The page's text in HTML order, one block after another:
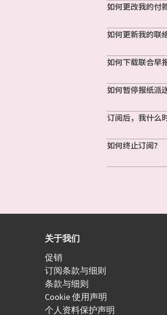
如何更改我的付
如何更新我的联
如何下载联合早
如何暂停报纸派
订阅后，我什么
如何终止订阅？
关于我们
促销
订阅条款与细则
条款与细则
Cookie 使用声明
个人资料保护声明